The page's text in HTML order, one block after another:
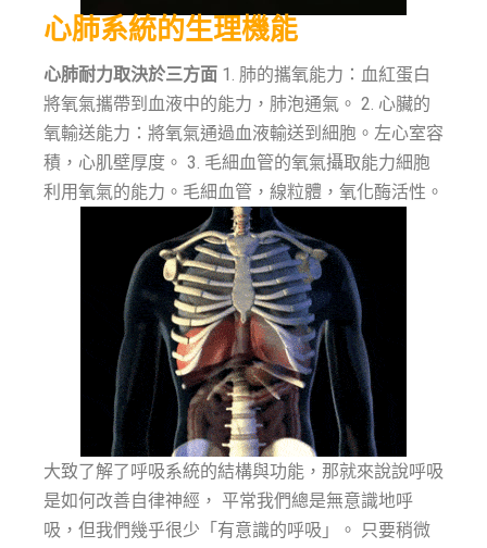
心肺系統的生理機能
心肺耐力取決於三方面 1. 肺的攜氧能力：血紅蛋白
將氧氣攜帶到血液中的能力，肺泡通氣。 2. 心臟的
氧輸送能力：將氧氣通過血液輸送到細胞。左心室容
積，心肌壁厚度。 3. 毛細血管的氧氣攝取能力細胞
利用氧氣的能力。毛細血管，線粒體，氧化酶活性。
大致了解了呼吸系統的結構與功能，那就來說說呼吸
是如何改善自律神經， 平常我們總是無意識地呼
吸，但我們幾乎很少「有意識的呼吸」。 只要稍微